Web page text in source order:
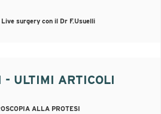
surgery con il Dr F.Usuelli
- ULTIMI ARTICOLI
ALLA PROTESI